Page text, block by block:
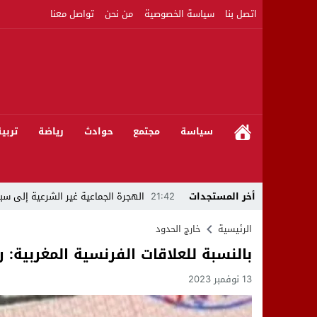
اتصل بنا سياسة الخصوصية من نحن تواصل معنا
سياسة مجتمع حوادث رياضة
أخر المستجدات 21:42 الهجرة الجماعية غير الشرعية إلى
21:16
08:50مبادرات مواطنة وشركاؤها ينظمون
09:55 تساؤلات.. كيف أصبح العميد الأمني
الرئيسية خارج الحدود
بالنسبة للعلاقات الفرنسية
13 نوفمبر 2023